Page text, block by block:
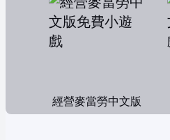
經營麥當勞中文版